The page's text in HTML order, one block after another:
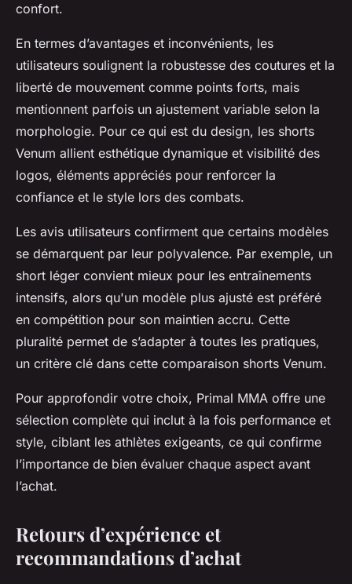
confort.
En termes d’avantages et inconvénients, les
utilisateurs soulignent la robustesse des coutures et la
liberté de mouvement comme points forts, mais
mentionnent parfois un ajustement variable selon la
morphologie. Pour ce qui est du design, les shorts
Venum allient esthétique dynamique et visibilité des
logos, éléments appréciés pour renforcer la
confiance et le style lors des combats.
Les avis utilisateurs confirment que certains modèles
se démarquent par leur polyvalence. Par exemple, un
short léger convient mieux pour les entraînements
intensifs, alors qu'un modèle plus ajusté est préféré
en compétition pour son maintien accru. Cette
pluralité permet de s’adapter à toutes les pratiques,
un critère clé dans cette comparaison shorts Venum.
Pour approfondir votre choix, Primal MMA offre une
sélection complète qui inclut à la fois performance et
style, ciblant les athlètes exigeants, ce qui confirme
l’importance de bien évaluer chaque aspect avant
l’achat.
Retours d’expérience et
recommandations d’achat